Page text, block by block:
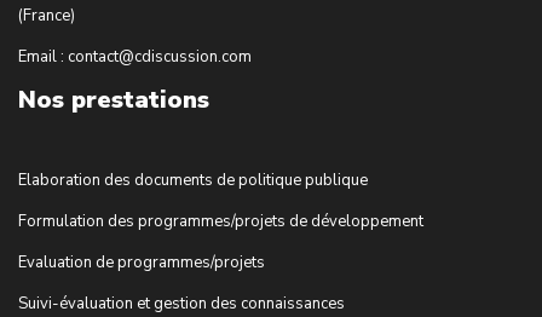
(France)
Email : contact@cdiscussion.com
Nos prestations
Elaboration des documents de politique publique
Formulation des programmes/projets de développement
Evaluation de programmes/projets
Suivi-évaluation et gestion des connaissances